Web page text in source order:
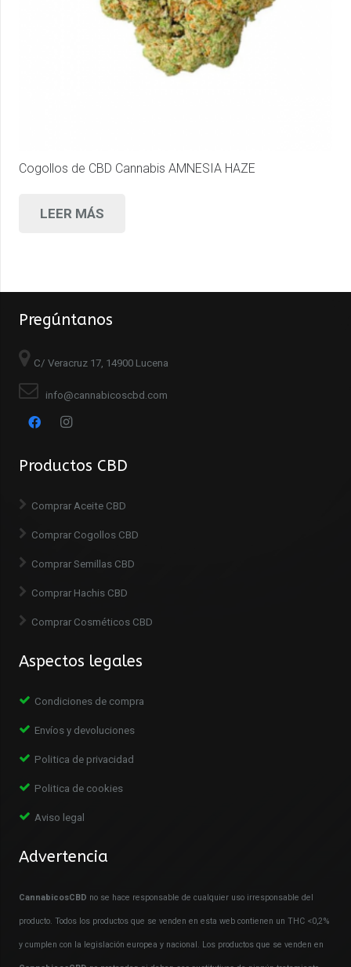
Cogollos de CBD Cannabis AMNESIA HAZE
LEER MÁS
Pregúntanos
C/ Veracruz 17, 14900 Lucena
info@cannabicoscbd.com
Productos CBD
Comprar Aceite CBD
Comprar Cogollos CBD
Comprar Semillas CBD
Comprar Hachis CBD
Comprar Cosméticos CBD
Aspectos legales
Condiciones de compra
Envíos y devoluciones
Politica de privacidad
Politica de cookies
Aviso legal
Advertencia
CannabicosCBD no se hace responsable de cualquier uso irresponsable del
producto. Todos los productos que se venden en esta web contienen un THC <0,2%
y cumplen con la legislación europea y nacional. Los productos que se venden en